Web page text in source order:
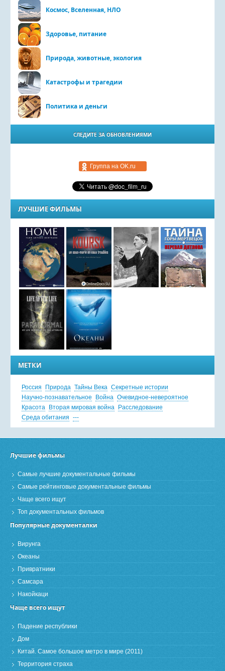
Космос, Вселенная, НЛО
Здоровье, питание
Природа, животные, экология
Катастрофы и трагедии
Политика и деньги
СЛЕДИТЕ ЗА ОБНОВЛЕНИЯМИ
Группа на OK.ru
ЛУЧШИЕ ФИЛЬМЫ
МЕТКИ
Россия Природа Тайны Века Секретные истории
Научно-познавательное
Война Очевидное-невероятное
Красота
Вторая мировая война
Расследование
Среда обитания ---
Лучшие фильмы
Самые лучшие документальные фильмы
Самые рейтинговые документальные фильмы
Чаще всего ищут
Топ документальных фильмов
Популярные документалки
Вирунга
Океаны
Привратники
Самсара
Накойкаци
Чаще всего ищут
Падение республики
Дом
Китай. Самое большое метро в мире (2011)
Территория страха